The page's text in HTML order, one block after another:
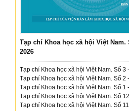
Tạp chí Khoa học xã hội Việt Nam.
2026
Tạp chí Khoa học xã hội Việt Nam. Số 3
Tạp chí Khoa học xã hội Việt Nam. Số 2
Tạp chí Khoa học xã hội Việt Nam. Số 1
Tạp chí Khoa học xã hội Việt Nam. Số
Tạp chí Khoa học xã hội Việt Nam. Số